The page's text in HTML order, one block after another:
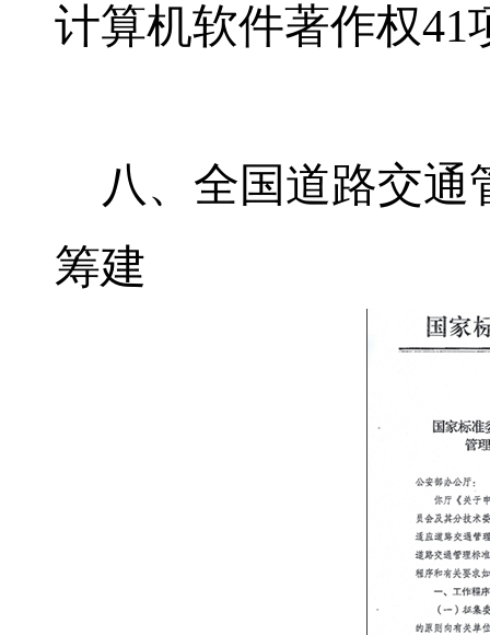
计算机软件著作权41
八、全国道路交
筹建